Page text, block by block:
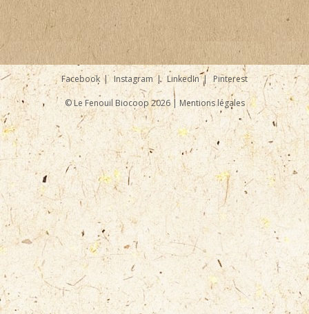
Facebook Instagram LinkedIn Pinterest
© Le Fenouil Biocoop 2026 | Mentions légales